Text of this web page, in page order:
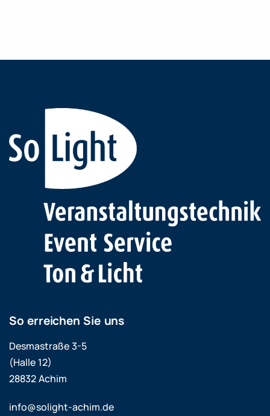
So erreichen Sie uns
Desmastraße 3-5
(Halle 12)
28832 Achim
info@solight-achim.de